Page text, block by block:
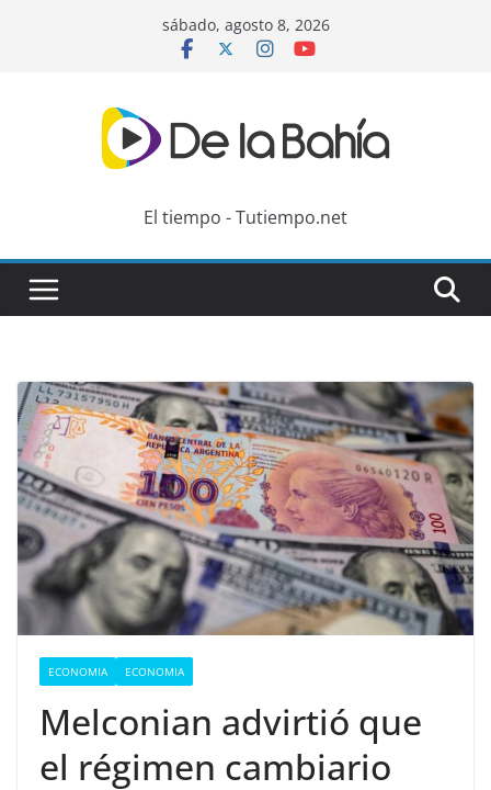
sábado, agosto 8, 2026
El tiempo - Tutiempo.net
ECONOMIA ECONOMIA
Melconian advirtió que
el régimen cambiario